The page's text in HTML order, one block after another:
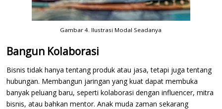
Gambar 4. Ilustrasi Modal Seadanya
Bangun Kolaborasi
Bisnis tidak hanya tentang produk atau jasa, tetapi juga tentang
hubungan. Membangun jaringan yang kuat dapat membuka
banyak peluang baru, seperti kolaborasi dengan influencer, mitra
bisnis, atau bahkan mentor. Anak muda zaman sekarang